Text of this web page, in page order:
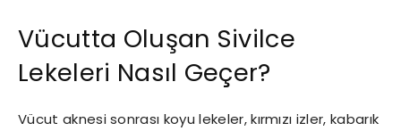
Vücutta Oluşan Sivilce
Lekeleri Nasıl Geçer?
Vücut aknesi sonrası koyu lekeler, kırmızı izler, kabarık